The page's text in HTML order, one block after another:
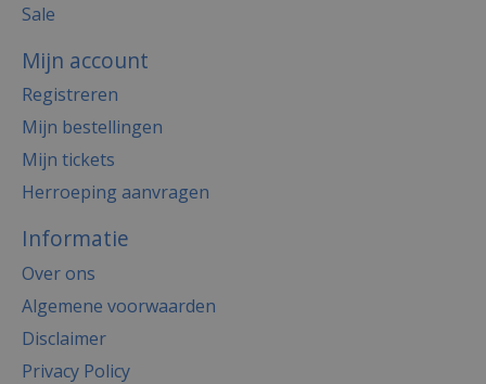
Sale
Mijn account
Registreren
Mijn bestellingen
Mijn tickets
Herroeping aanvragen
Informatie
Over ons
Algemene voorwaarden
Disclaimer
Privacy Policy